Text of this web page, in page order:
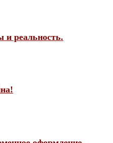
реальность.